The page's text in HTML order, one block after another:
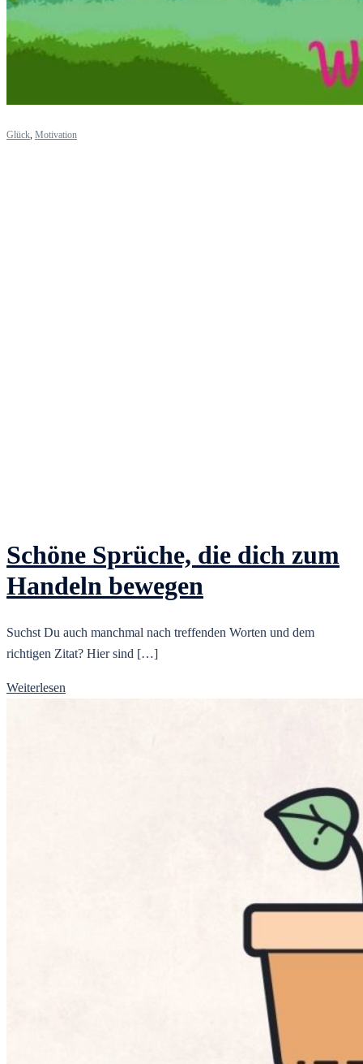
Glück, Motivation
Schöne Sprüche, die dich zum
Handeln bewegen
Suchst Du auch manchmal nach treffenden Worten und dem
richtigen Zitat? Hier sind […]
Weiterlesen